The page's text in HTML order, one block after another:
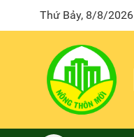
Thứ Bảy, 8/8/2026